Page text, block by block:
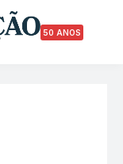
50 ANOS